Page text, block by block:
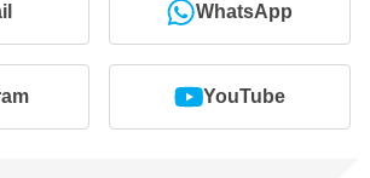
WhatsApp
YouTube